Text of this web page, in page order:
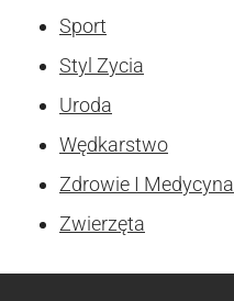
Sport
Styl Zycia
Uroda
Wędkarstwo
Zdrowie I Medycyna
Zwierzęta